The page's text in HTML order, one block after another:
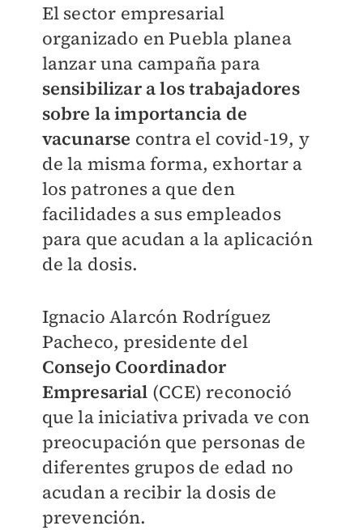
El sector empresarial
organizado en Puebla planea
lanzar una campaña para
sensibilizar a los trabajadores
sobre la importancia de
vacunarse contra el covid-19, y
de la misma forma, exhortar a
los patrones a que den
facilidades a sus empleados
para que acudan a la aplicación
de la dosis.
Ignacio Alarcón Rodríguez
Pacheco, presidente del
Consejo Coordinador
Empresarial (CCE) reconoció
que la iniciativa privada ve con
preocupación que personas de
diferentes grupos de edad no
acudan a recibir la dosis de
prevención.